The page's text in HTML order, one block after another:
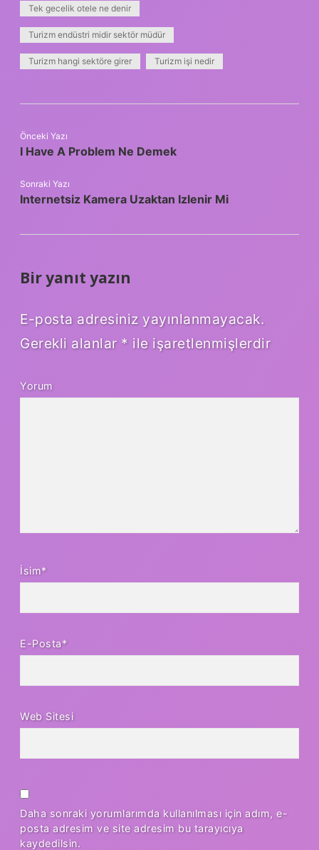
Tek gecelik otele ne denir
Turizm endüstri midir sektör müdür
Turizm hangi sektöre girer Turizm işi nedir
Önceki Yazı
I Have A Problem Ne Demek
Sonraki Yazı
Internetsiz Kamera Uzaktan Izlenir Mi
Bir yanıt yazın
E-posta adresiniz yayınlanmayacak.
Gerekli alanlar * ile işaretlenmişlerdir
Yorum
İsim*
E-Posta*
Web Sitesi
Daha sonraki yorumlarımda kullanılması için adım, e-
posta adresim ve site adresim bu tarayıcıya
kaydedilsin.